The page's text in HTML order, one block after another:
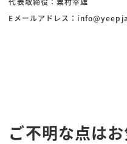
Eメールアドレス：
ご不明な点は